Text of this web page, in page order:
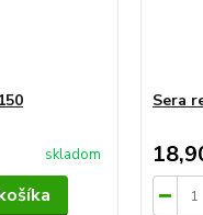
skladom
Sera